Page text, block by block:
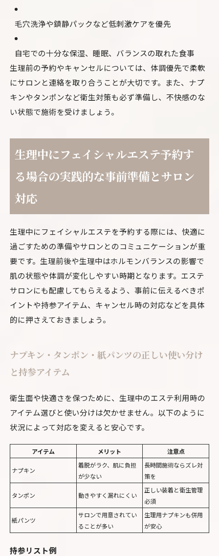
毛穴洗浄や鎮静パックなど低刺激ケアを優先
自宅での十分な保湿、睡眠、バランスの取れた食事
生理前の予約やキャンセルについては、体調優先で柔軟
にサロンと連絡を取り合うことが大切です。また、ナプ
キンやタンポンなど衛生対策も必ず準備し、不快感のな
い状態で施術を受けましょう。
生理中にフェイシャルエステ予約す
る場合の実践的な事前準備とサロン
対応
生理中にフェイシャルエステを予約する際には、快適に
過ごすための準備やサロンとのコミュニケーションが重
要です。生理前後や生理中はホルモンバランスの影響で
肌の状態や体調が変化しやすい時期となります。エステ
サロンにも配慮してもらえるよう、事前に伝えるべきポ
イントや持参アイテム、キャンセル時の対応などを具体
的に押さえておきましょう。
ナプキン・タンポン・紙パンツの正しい使い分け
と持参アイテム
衛生面や快適さを保つために、生理中のエステ利用時の
アイテム選びと使い分けは欠かせません。以下のように
状況によって対応を変えると安心です。
アイテム メリット 注意点
ナプキン
着脱がラク、肌に負担
が少ない
長時間施術ならズレ対
策を
タンポン 動きやすく漏れにくい
正しい装着と衛生管理
必須
紙パンツ
サロンで用意されてい
ることが多い
生理用ナプキンも併用
が安心
持参リスト例